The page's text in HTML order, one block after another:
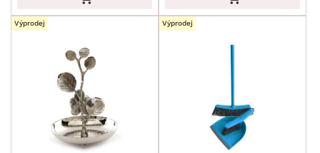
Výprodej Výprodej